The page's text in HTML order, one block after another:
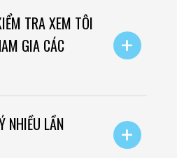
TRA XEM TÔI
GIA CÁC
+
NHIỀU LẦN
+